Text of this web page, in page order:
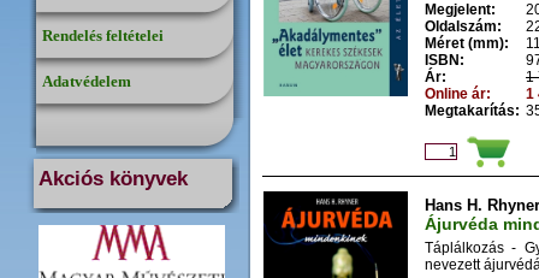
Rendelés feltételei
Adatvédelem
Akciós könyvek
Megjelent:
Oldalszám:
Méret (mm):
ISBN:
Ár:
1
Online ár:
1
Megtakarítás:
Hans H. Rhyner
Ájurvéda
Táplálkozás -
nevezett